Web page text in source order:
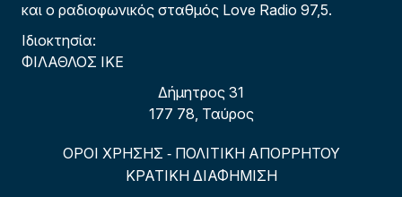
και ο ραδιοφωνικός σταθμός Love Radio 97,5.
Ιδιοκτησία:
ΦΙΛΑΘΛΟΣ ΙΚΕ
Δήμητρος 31
177 78, Ταύρος
ΟΡΟΙ ΧΡΗΣΗΣ - ΠΟΛΙΤΙΚΗ ΑΠΟΡΡΗΤΟΥ
ΚΡΑΤΙΚΗ ΔΙΑΦΗΜΙΣΗ